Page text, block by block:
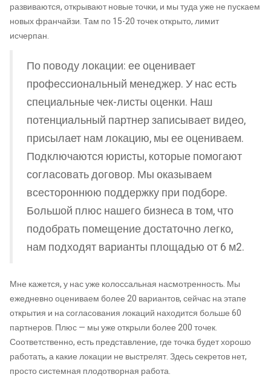
развиваются, открывают новые точки, и мы туда уже не пускаем
новых франчайзи. Там по 15-20 точек открыто, лимит
исчерпан.
По поводу локации: ее оценивает
профессиональный менеджер. У нас есть
специальные чек-листы оценки. Наш
потенциальный партнер записывает видео,
присылает нам локацию, мы ее оцениваем.
Подключаются юристы, которые помогают
согласовать договор. Мы оказываем
всестороннюю поддержку при подборе.
Большой плюс нашего бизнеса в том, что
подобрать помещение достаточно легко,
нам подходят варианты площадью от 6 м2.
Мне кажется, у нас уже колоссальная насмотренность. Мы
ежедневно оцениваем более 20 вариантов, сейчас на этапе
открытия и на согласования локаций находится больше 60
партнеров. Плюс — мы уже открыли более 200 точек.
Соответственно, есть представление, где точка будет хорошо
работать, а какие локации не выстрелят. Здесь секретов нет,
просто системная плодотворная работа.